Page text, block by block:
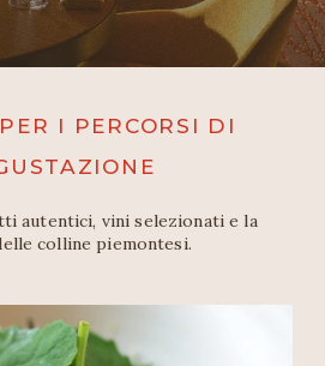
PER I PERCORSI DI
autentici, vini selezionati e la
colline piemontesi.